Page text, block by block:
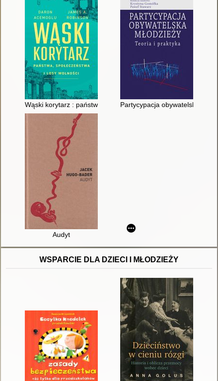
Wąski korytarz : państwa, społeczeństwa i losy wolności
Partycypacja obywatelska
Audyt
WSPARCIE DLA DZIECI I MŁODZIEŻY